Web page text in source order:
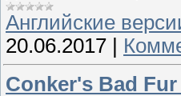
Английские
20.06.2017
Conker's Bad Fur